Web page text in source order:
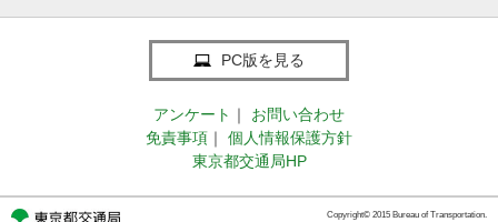
PC版を見る
アンケート ｜
お問い合わせ
免責事項 ｜
個人情報保護方針
東京都交通局HP
Copyright© 2015 Bureau of Transportation.